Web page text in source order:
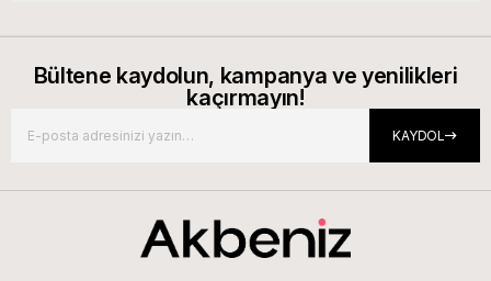
Bültene kaydolun, kampanya ve yenilikleri
kaçırmayın!
KAYDOL